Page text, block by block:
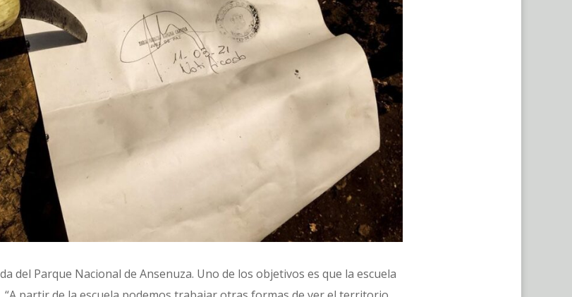
del Parque Nacional de Ansenuza. Uno de los objetivos es que la escuela